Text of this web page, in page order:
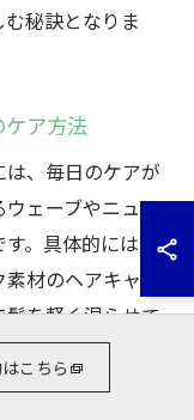
秘訣となりま
ケア方法
、毎日のケアが
ェーブやニュア
。具体的には、
材のヘアキャッ
を軽く湿らせて
。こうしたルー
ならではの動き
こちら